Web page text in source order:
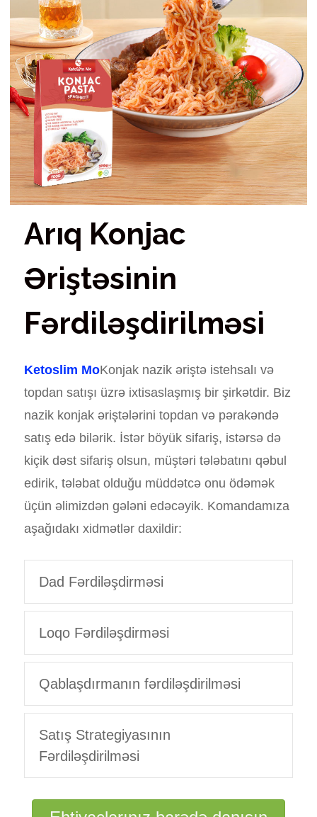
Arıq Konjac
Əriştəsinin
Fərdiləşdirilməsi
Ketoslim MoKonjak nazik əriştə istehsalı və
topdan satışı üzrə ixtisaslaşmış bir şirkətdir. Biz
nazik konjak əriştələrini topdan və pərakəndə
satış edə bilərik. İstər böyük sifariş, istərsə də
kiçik dəst sifariş olsun, müştəri tələbatını qəbul
edirik, tələbat olduğu müddətcə onu ödəmək
üçün əlimizdən gələni edəcəyik. Komandamıza
aşağıdakı xidmətlər daxildir:
Dad Fərdiləşdirməsi
Loqo Fərdiləşdirməsi
Qablaşdırmanın fərdiləşdirilməsi
Satış Strategiyasının
Fərdiləşdirilməsi